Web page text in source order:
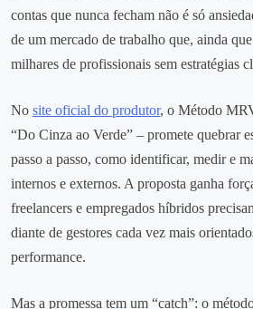
contas que nunca fecham não é só
de um mercado de trabalho que, ainda
milhares de profissionais sem estratégias
No site oficial do produtor, o Método
“Do Cinza ao Verde” – promete quebrar
passo a passo, como identificar, medir e
internos e externos. A proposta ganha
freelancers e empregados híbridos
diante de gestores cada vez mais
performance.
Mas a promessa tem um “catch”: o